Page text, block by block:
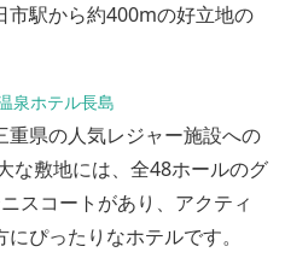
市駅から約400mの好立地の
泉ホテル長島
県の人気レジャー施設への
な敷地には、全48ホールのグ
スコートがあり、アクティ
ぴったりなホテルです。